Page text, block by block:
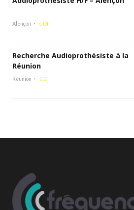
Alençon CDI
Recherche Audioprothésiste à la
Réunion
Réunion CDI